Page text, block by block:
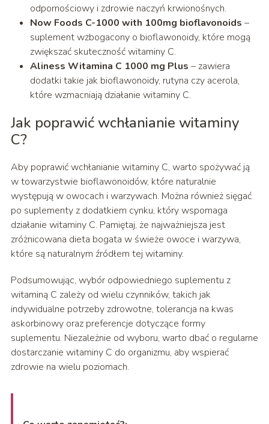
odpornościowy i zdrowie naczyń krwionośnych.
Now Foods C-1000 with 100mg bioflavonoids –
suplement wzbogacony o bioflawonoidy, które mogą
zwiększać skuteczność witaminy C.
Aliness Witamina C 1000 mg Plus – zawiera
dodatki takie jak bioflawonoidy, rutyna czy acerola,
które wzmacniają działanie witaminy C.
Jak poprawić wchłanianie witaminy
C?
Aby poprawić wchłanianie witaminy C, warto spożywać ją
w towarzystwie bioflawonoidów, które naturalnie
występują w owocach i warzywach. Można również sięgać
po suplementy z dodatkiem cynku, który wspomaga
działanie witaminy C. Pamiętaj, że najważniejsza jest
zróżnicowana dieta bogata w świeże owoce i warzywa,
które są naturalnym źródłem tej witaminy.
Podsumowując, wybór odpowiedniego suplementu z
witaminą C zależy od wielu czynników, takich jak
indywidualne potrzeby zdrowotne, tolerancja na kwas
askorbinowy oraz preferencje dotyczące formy
suplementu. Niezależnie od wyboru, warto dbać o regularne
dostarczanie witaminy C do organizmu, aby wspierać
zdrowie na wielu poziomach.